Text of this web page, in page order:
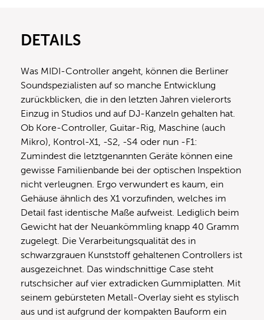
DETAILS
Was MIDI-Controller angeht, können die Berliner
Soundspezialisten auf so manche Entwicklung
zurückblicken, die in den letzten Jahren vielerorts
Einzug in Studios und auf DJ-Kanzeln gehalten hat.
Ob Kore-Controller, Guitar-Rig, Maschine (auch
Mikro), Kontrol-X1, -S2, -S4 oder nun -F1:
Zumindest die letztgenannten Geräte können eine
gewisse Familienbande bei der optischen Inspektion
nicht verleugnen. Ergo verwundert es kaum, ein
Gehäuse ähnlich des X1 vorzufinden, welches im
Detail fast identische Maße aufweist. Lediglich beim
Gewicht hat der Neuankömmling knapp 40 Gramm
zugelegt. Die Verarbeitungsqualität des in
schwarzgrauen Kunststoff gehaltenen Controllers ist
ausgezeichnet. Das windschnittige Case steht
rutschsicher auf vier extradicken Gummiplatten. Mit
seinem gebürsteten Metall-Overlay sieht es stylisch
aus und ist aufgrund der kompakten Bauform ein